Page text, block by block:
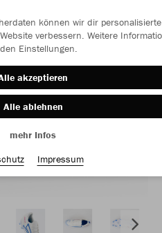
können wir dir personalisierte
verbessern. Weitere
Einstellungen.
akzeptieren
Alle ablehnen
mehr Infos
Impressum